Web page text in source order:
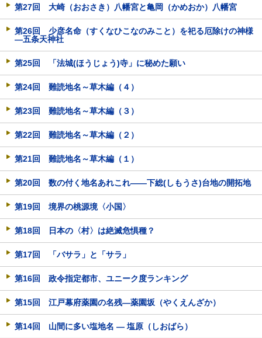
第27回 大崎（おおさき）八幡宮と亀岡（かめおか）八幡宮
第26回 少彦名命（すくなひこなのみこと）を祀る厄除けの神様
―五条天神社
第25回 「法城(ほうじょう)寺」に秘めた願い
第24回 難読地名～草木編（４）
第23回 難読地名～草木編（３）
第22回 難読地名～草木編（２）
第21回 難読地名～草木編（１）
第20回 数の付く地名あれこれ――下総(しもうさ)台地の開拓地
第19回 境界の桃源境〈小国〉
第18回 日本の〈村〉は絶滅危惧種？
第17回 「バサラ」と「サラ」
第16回 政令指定都市、ユニーク度ランキング
第15回 江戸幕府薬園の名残―薬園坂（やくえんざか）
第14回 山間に多い塩地名 ― 塩原（しおばら）